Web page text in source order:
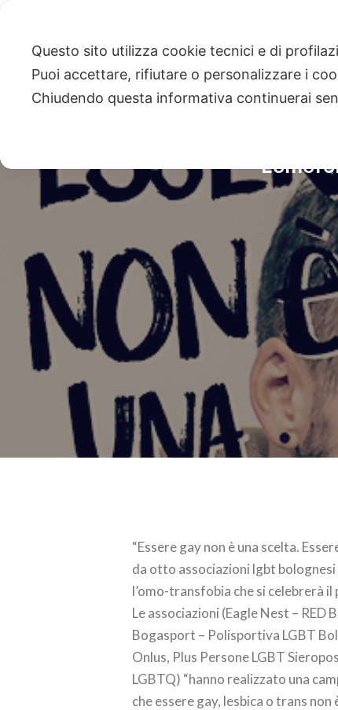
“Essere gay non è una scelta.
da otto associazioni lgbt
l’omo-transfobia che si celebrerà
Le associazioni (Eagle Nest – RED
Bogasport – Polisportiva LGBT
Onlus, Plus Persone LGBT
LGBTQ) “hanno realizzato una
che essere gay, lesbica o trans
Questo sito utilizza cookie tecnici e di
Puoi accettare, rifiutare o personalizzare i
Chiudendo questa informativa continuerai